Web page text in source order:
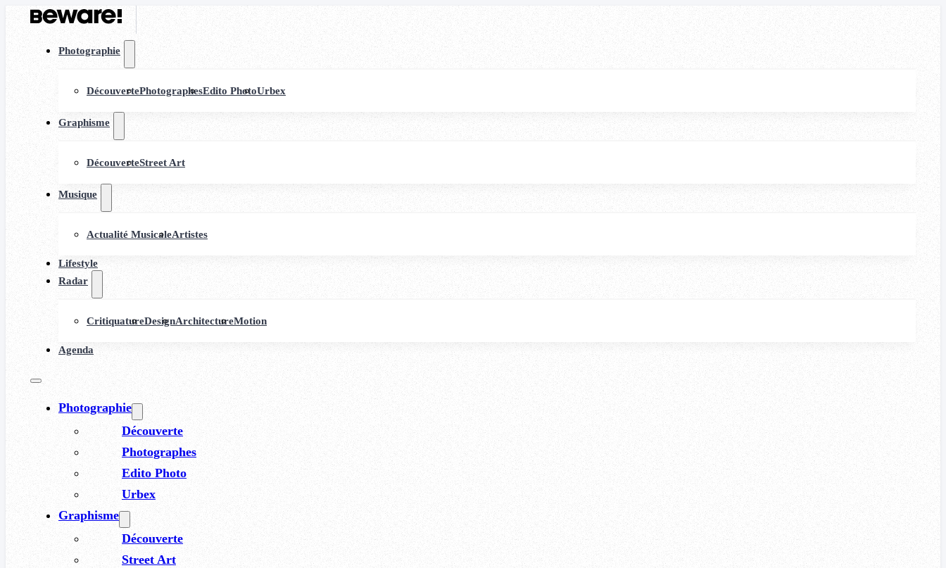
Photographie
DécouvertePhotographesEdito PhotoUrbex
Graphisme
DécouverteStreet Art
Musique
Actualité MusicaleArtistes
Lifestyle
Radar
CritiquatureDesignArchitectureMotion
Agenda
Photographie
Découverte
Photographes
Edito Photo
Urbex
Graphisme
Découverte
Street Art